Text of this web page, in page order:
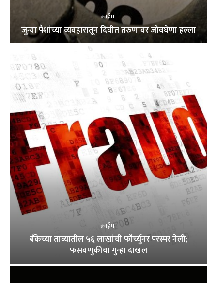
क्राईम
जुन्या पैशांच्या व्यवहारातून दिघीत तरुणावर जीवघेणा हल्ला
क्राईम
बँकेच्या ताब्यातील ५६ लाखांची फॉर्च्युनर परस्पर नेली;
फसवणुकीचा गुन्हा दाखल